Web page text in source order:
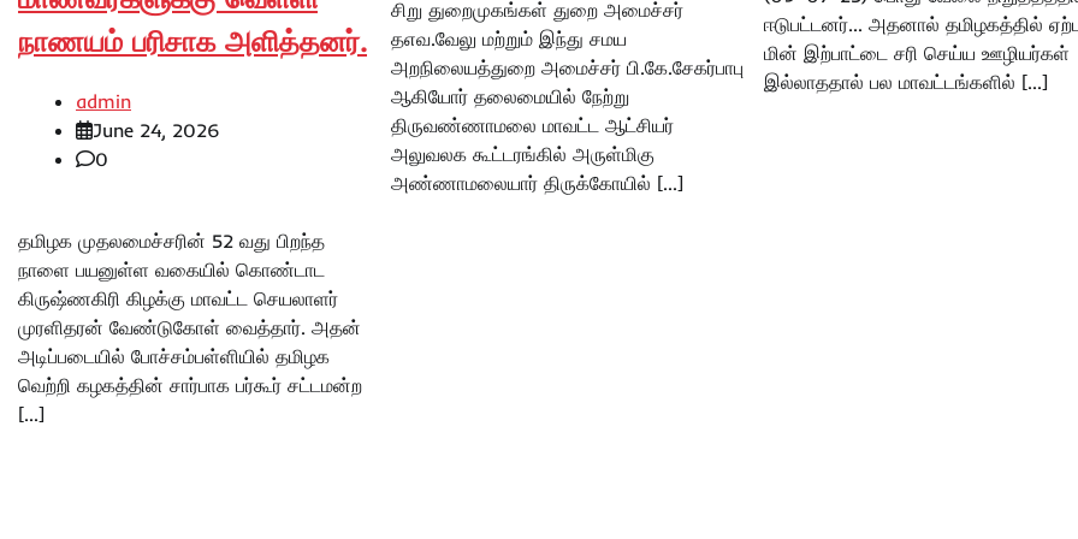
நாணயம் பரிசாக அளித்தனர்.
admin
June 24, 2026
0
தமிழக முதலமைச்சரின் 52 வது பிறந்த
நாளை பயனுள்ள வகையில் கொண்டாட
கிருஷ்ணகிரி கிழக்கு மாவட்ட செயலாளர்
முரளிதரன் வேண்டுகோள் வைத்தார். அதன்
அடிப்படையில் போச்சம்பள்ளியில் தமிழக
வெற்றி கழகத்தின் சார்பாக பர்கூர் சட்டமன்ற
[…]
சிறு துறைமுகங்கள் துறை அமைச்சர்
தஎவ.வேலு மற்றும் இந்து சமய
அறநிலையத்துறை அமைச்சர் பி.கே.சேகர்பாபு
ஆகியோர் தலைமையில் நேற்று
திருவண்ணாமலை மாவட்ட ஆட்சியர்
அலுவலக கூட்டரங்கில் அருள்மிகு
அண்ணாமலையார் திருக்கோயில் […]
ஈடுபட்டனர்… அதனால் தமிழகத்தில்
மின் இற்பாட்டை சரி செய்ய ஊழியர்கள்
இல்லாததால் பல மாவட்டங்களில் […]